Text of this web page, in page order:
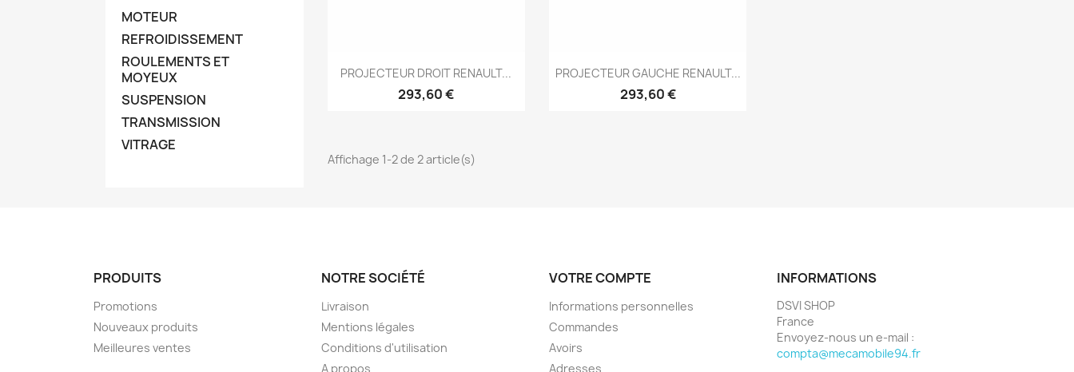
MOTEUR
REFROIDISSEMENT
ROULEMENTS ET
MOYEUX
SUSPENSION
TRANSMISSION
VITRAGE
Aperçu rapide
PROJECTEUR DROIT RENAULT...
293,60 €
Aperçu rapide
PROJECTEUR GAUCHE RENAULT...
293,60 €
Affichage 1-2 de 2 article(s)
PRODUITS
Promotions
Nouveaux produits
Meilleures ventes
NOTRE SOCIÉTÉ
Livraison
Mentions légales
Conditions d'utilisation
A propos
VOTRE COMPTE
Informations personnelles
Commandes
Avoirs
Adresses
INFORMATIONS
DSVI SHOP
France
Envoyez-nous un e-mail :
compta@mecamobile94.fr